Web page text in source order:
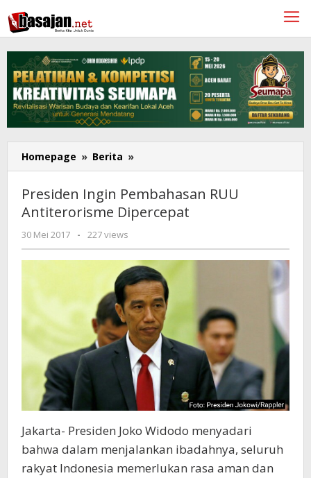
ke
konten
Homepage » Berita »
Ingin
RUU
Antiterorisme
Presiden Ingin Pembahasan RUU
Antiterorisme Dipercepat
30 Mei 2017
oleh
Redaksi
- 227 views
Jakarta- Presiden Joko Widodo menyadari
bahwa dalam menjalankan ibadahnya, seluruh
rakyat Indonesia memerlukan rasa aman dan